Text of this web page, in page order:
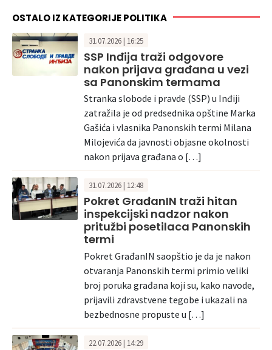
OSTALO IZ KATEGORIJE POLITIKA
31.07.2026 | 16:25
SSP Inđija traži odgovore
nakon prijava građana u vezi
sa Panonskim termama
Stranka slobode i pravde (SSP) u Inđiji
zatražila je od predsednika opštine Marka
Gašića i vlasnika Panonskih termi Milana
Milojevića da javnosti objasne okolnosti
nakon prijava građana o […]
31.07.2026 | 12:48
Pokret GrađanIN traži hitan
inspekcijski nadzor nakon
pritužbi posetilaca Panonskih
termi
Pokret GrađanIN saopštio je da je nakon
otvaranja Panonskih termi primio veliki
broj poruka građana koji su, kako navode,
prijavili zdravstvene tegobe i ukazali na
bezbednosne propuste u […]
22.07.2026 | 14:29